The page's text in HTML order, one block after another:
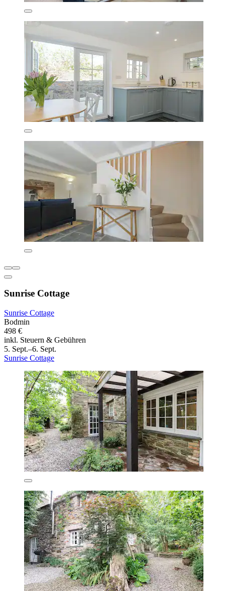
Sunrise Cottage
Sunrise Cottage
Bodmin
498 €
inkl. Steuern & Gebühren
5. Sept.–6. Sept.
Sunrise Cottage